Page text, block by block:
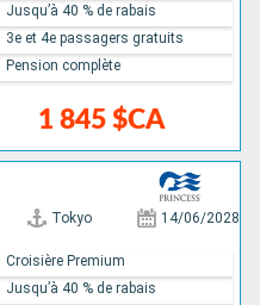
1 845 $CA
Jusqu’à 40 % de rabais
3e et 4e passagers gratuits
Pension complète
Tokyo 14/06/2028
Croisière Premium
Jusqu’à 40 % de rabais